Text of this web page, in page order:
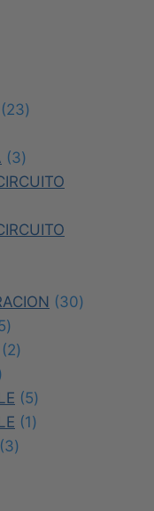
2323
33
productos
3030
5
productos
22
55
productos
11
33